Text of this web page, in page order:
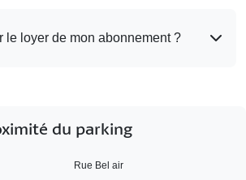
le loyer de mon abonnement ?
du parking
Rue Bel air